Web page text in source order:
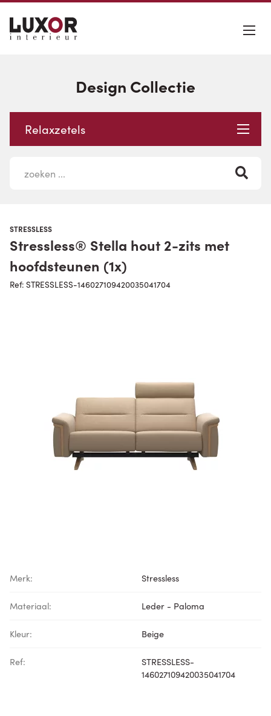
Design Collectie
Relaxzetels
STRESSLESS
Stressless® Stella hout 2-zits met
hoofdsteunen (1x)
Ref: STRESSLESS-146027109420035041704
Merk: Stressless
Materiaal: Leder - Paloma
Kleur: Beige
Ref:
STRESSLESS-
146027109420035041704